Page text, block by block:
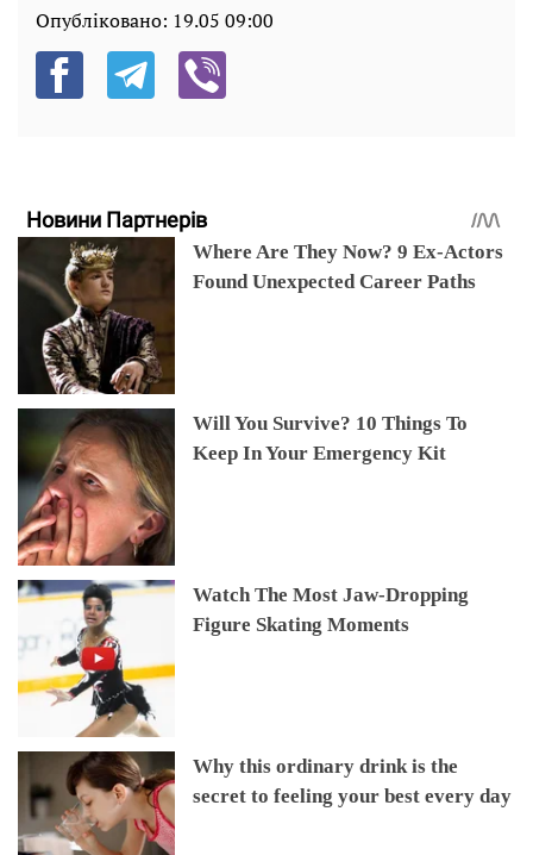
Опубліковано: 19.05 09:00